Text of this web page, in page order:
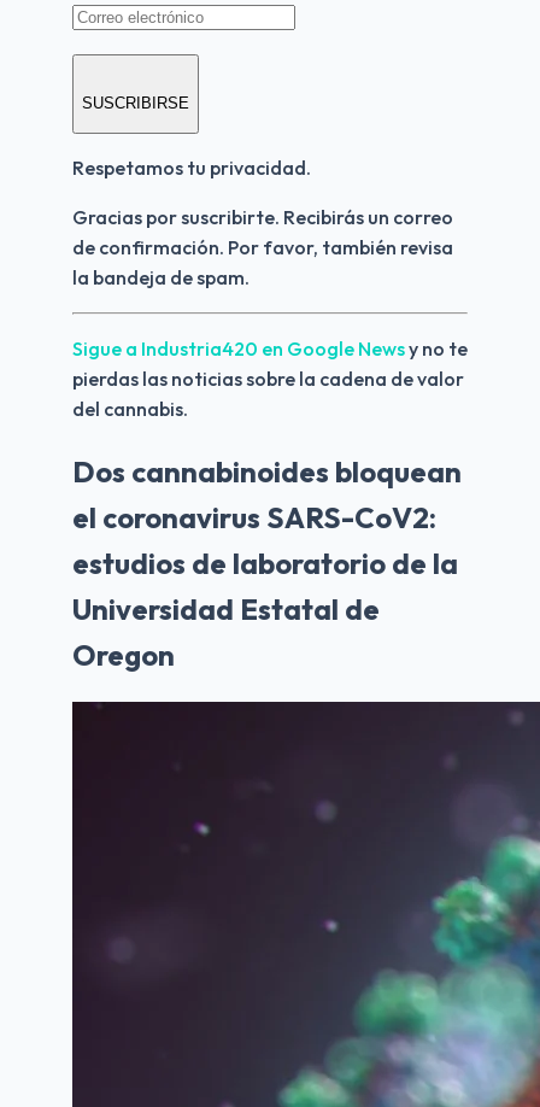
SUSCRIBIRSE
Respetamos tu privacidad.
Gracias por suscribirte. Recibirás un correo
de confirmación. Por favor, también revisa
la bandeja de spam.
Sigue a Industria420 en Google News y no te
pierdas las noticias sobre la cadena de valor
del cannabis.
Dos cannabinoides bloquean
el coronavirus SARS-CoV2:
estudios de laboratorio de la
Universidad Estatal de
Oregon